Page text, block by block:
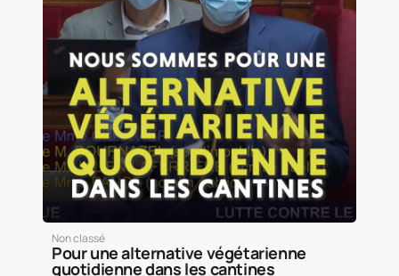
Non classé
Pour une alternative végétarienne
quotidienne dans les cantines